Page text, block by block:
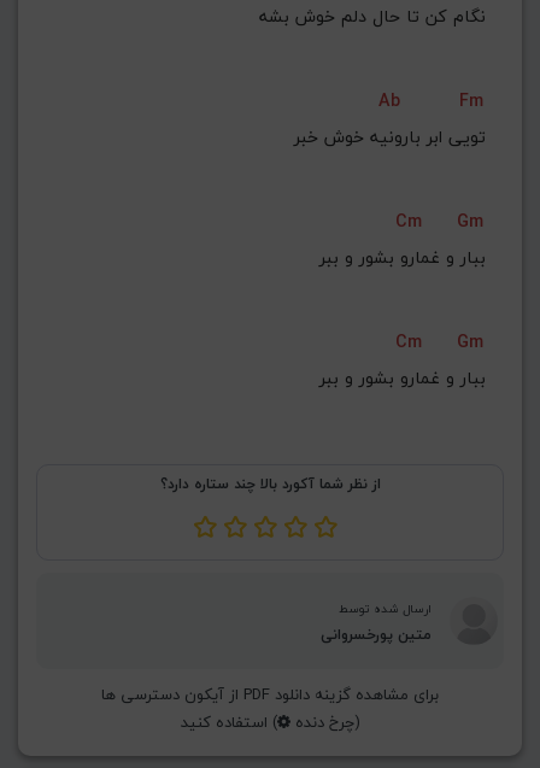
نگام کن تا حال دلم خوش بشه
Ab
Fm
تویی ابر بارونیه خوش خبر
Cm
Gm
ببار و غمارو بشور و ببر
Cm
Gm
ببار و غمارو بشور و ببر
از نظر شما آکورد بالا چند ستاره دارد؟
ارسال شده توسط
متین پورخسروانی
برای مشاهده گزینه دانلود PDF از آیکون دسترسی ها
(چرخ دنده ) استفاده کنید